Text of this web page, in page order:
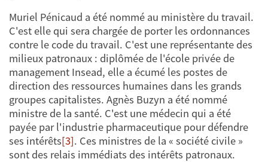
Muriel Pénicaud a été nommé au ministère du travail.
C'est elle qui sera chargée de porter les ordonnances
contre le code du travail. C'est une représentante des
milieux patronaux : diplômée de l'école privée de
management Insead, elle a écumé les postes de
direction des ressources humaines dans les grands
groupes capitalistes. Agnès Buzyn a été nommé
ministre de la santé. C'est une médecin qui a été
payée par l'industrie pharmaceutique pour défendre
ses intérêts[3]. Ces ministres de la « société civile »
sont des relais immédiats des intérêts patronaux.